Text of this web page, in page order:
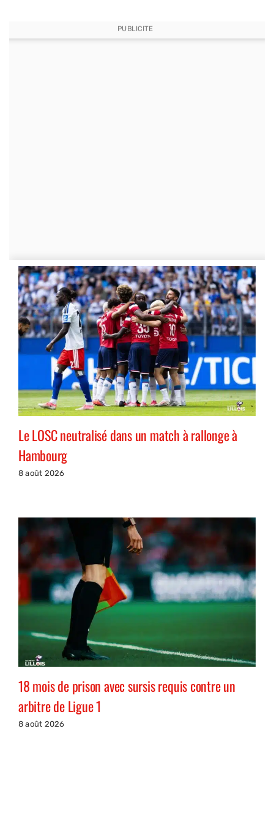
PUBLICITE
Le LOSC neutralisé dans un match à rallonge à
Hambourg
8 août 2026
18 mois de prison avec sursis requis contre un
arbitre de Ligue 1
8 août 2026